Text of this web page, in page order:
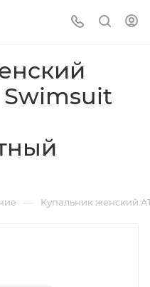
Swimsuit
— Купальник женский